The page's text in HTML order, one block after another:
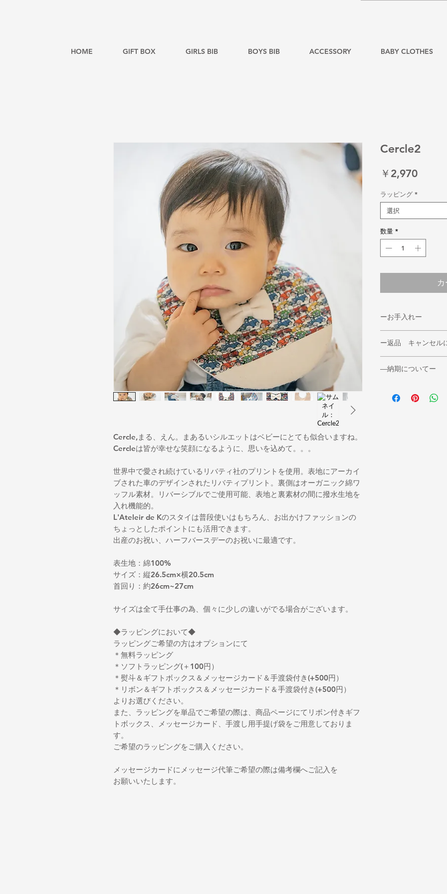
HOME GIFT BOX GIRLS BIB BOYS BIB ACCESSORY BABY CLOTHES
Cercle,まる、えん。まあるいシルエットはベビーにとても似合いますね。
Cercleは皆が幸せな笑顔になるように、思いを込めて。。。
世界中で愛され続けているリバティ社のプリントを使用。表地にアーカイ
ブされた車のデザインされたリバティプリント。裏側はオーガニック綿ワ
ッフル素材。リバーシブルでご使用可能、表地と裏素材の間に撥水生地を
入れ機能的。
L'Ateleir de Kのスタイは普段使いはもちろん、お出かけファッションの
ちょっとしたポイントにも活用できます。
出産のお祝い、ハーフバースデーのお祝いに最適です。
表生地：綿100%
サイズ：縦26.5cm×横20.5cm
首回り：約26cm~27cm
サイズは全て手仕事の為、個々に少しの違いがでる場合がございます。
◆ラッピングにおいて◆
ラッピングご希望の方はオプションにて
＊無料ラッピング
＊ソフトラッピング(＋100円）
＊熨斗＆ギフトボックス＆メッセージカード＆手渡袋付き(+500円）
＊リボン＆ギフトボックス＆メッセージカード＆手渡袋付き(+500円）
よりお選びください。
また、ラッピングを単品でご希望の際は、商品ページにてリボン付きギフ
トボックス、メッセージカード、手渡し用手提げ袋をご用意しておりま
す。
ご希望のラッピングをご購入ください。
メッセージカードにメッセージ代筆ご希望の際は備考欄へご記入を
お願いいたします。
Cercle2
￥2,970価
ラッピング *
選択
数量 *
ーお手入れー
＊洗濯は手洗いで願
＊タンブル乾燥、衣
＊蛍光増白剤や漂白
ご注意ください。
ー返品 キャンセル
返品・交換をご希望
また、お客様のご
一度着用になった
―納期についてー
き別売もしている為